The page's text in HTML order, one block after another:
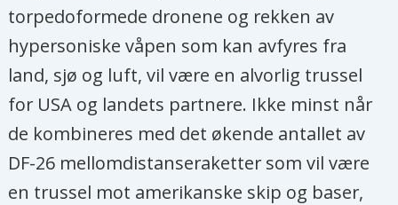
torpedoformede dronene og rekken av
hypersoniske våpen som kan avfyres fra
land, sjø og luft, vil være en alvorlig trussel
for USA og landets partnere. Ikke minst når
de kombineres med det økende antallet av
DF-26 mellomdistanseraketter som vil være
en trussel mot amerikanske skip og baser,